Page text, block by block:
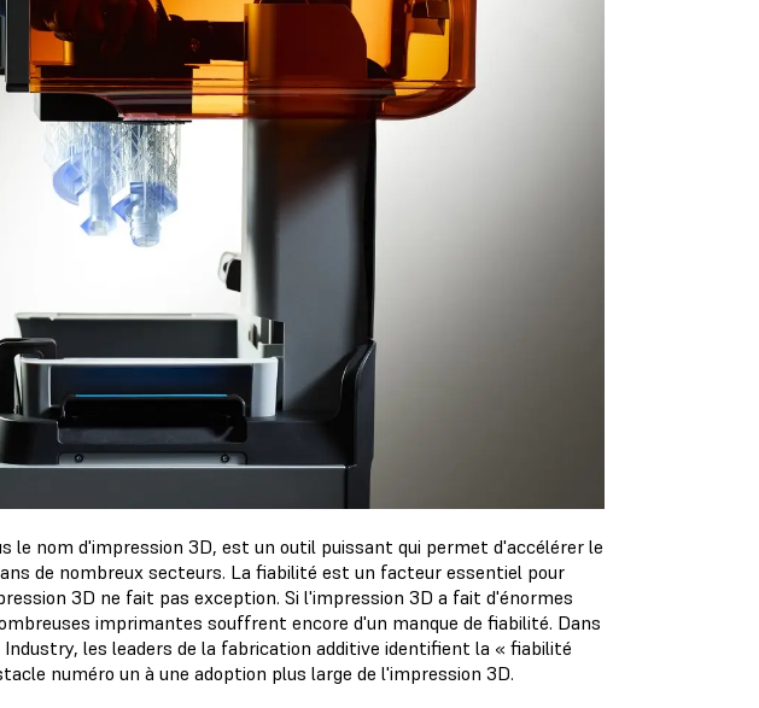
le nom d'impression 3D, est un outil puissant qui permet d'accélérer le
de nombreux secteurs. La fiabilité est un facteur essentiel pour
3D ne fait pas exception. Si l'impression 3D a fait d'énormes
imprimantes souffrent encore d'un manque de fiabilité. Dans
les leaders de la fabrication additive identifient la « fiabilité
numéro un à une adoption plus large de l'impression 3D.